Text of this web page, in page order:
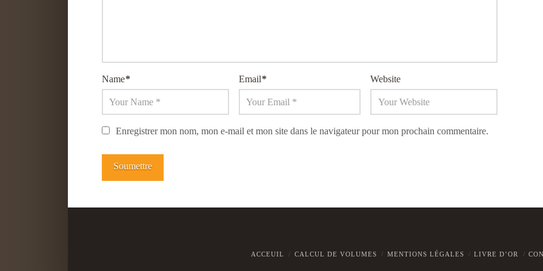
Name* Email* Website
Enregistrer mon nom, mon e-mail et mon site dans le navigateur pour mon prochain commentaire.
ACCEUIL CALCUL DE VOLUMES MENTIONS LÉGALES LIVRE D’OR